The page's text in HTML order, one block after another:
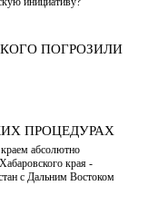
ПОГРОЗИЛИ
ПРОЦЕДУРАХ
абсолютно
края -
с Дальним Востоком